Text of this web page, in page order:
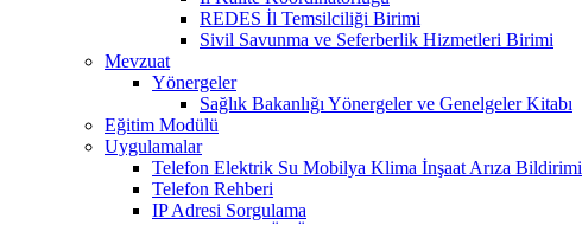
REDES İl Temsilciliği Birimi
Sivil Savunma ve Seferberlik Hizmetleri Birimi
Mevzuat
Yönergeler
Sağlık Bakanlığı Yönergeler ve Genelgeler Kitabı
Eğitim Modülü
Uygulamalar
Telefon Elektrik Su Mobilya Klima İnşaat Arıza Bildirimi
Telefon Rehberi
IP Adresi Sorgulama